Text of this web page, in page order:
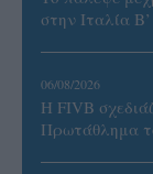
στην Ιταλία Β’
06/08/2026
Η FIVB
Πρωτάθλημα